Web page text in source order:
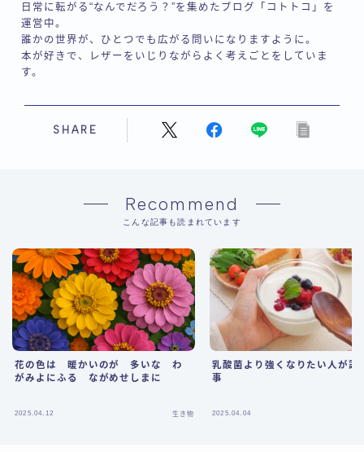
日常に転がる“なんでだろう？”を集めたブログ「コトトコ」を
運営中。
誰かの世界が、ひとつでも広がる問いになりますように。
本が好きで、レザーをいじりながらよく考えごとをしていま
す。
SHARE
Recommend
こんな記事も読まれています
花の色は 暖かいのが 多いな わ
がみよにふる ながめせしまに
2025.04.12 生き物
乳酸菌より強くなりたい人が読
事
2025.04.04